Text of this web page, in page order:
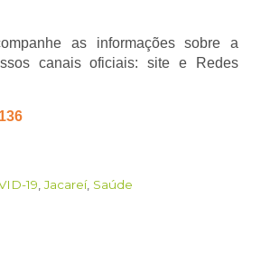
as informações sobre a
canais oficiais: site e Redes
136
19 ,Jacareí, Saúde